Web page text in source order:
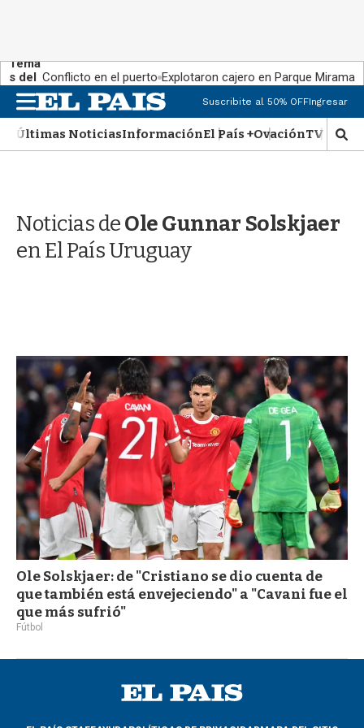
Tema
s del
día:
Conflicto en el puerto Explotaron cajero en Parque Miramar
M
e
n
u
Suscribite al 50% OFFIngresar
Últimas NoticiasInformaciónEl País +OvaciónTV Show
M
o
d
a
Noticias deOle Gunnar Solskjaer
en El País Uruguay
Ole Solskjaer: de "Cristiano se dio cuenta de
que también está envejeciendo" a "Cavani fue el
que más sufrió"
Fútbol